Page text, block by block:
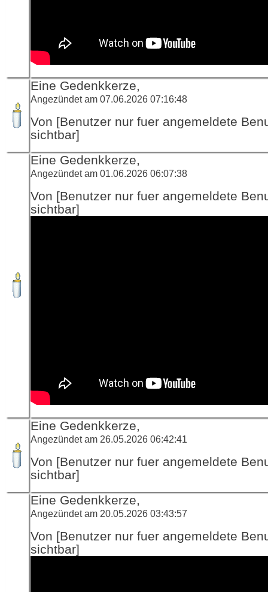
Eine Gedenkkerze,
Angezündet am 07.06.2026 07:16:48
Von [Benutzer nur fuer angemeldete
sichtbar]
Eine Gedenkkerze,
Angezündet am 01.06.2026 06:07:38
Von [Benutzer nur fuer angemeldete
sichtbar]
Eine Gedenkkerze,
Angezündet am 26.05.2026 06:42:41
Von [Benutzer nur fuer angemeldete
sichtbar]
Eine Gedenkkerze,
Angezündet am 20.05.2026 03:43:57
Von [Benutzer nur fuer angemeldete
sichtbar]